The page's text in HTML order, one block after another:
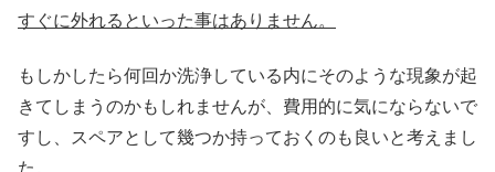
すぐに外れるといった事はありません。
もしかしたら何回か洗浄している内にそのような現象が起
きてしまうのかもしれませんが、費用的に気にならないで
すし、スペアとして幾つか持っておくのも良いと考えまし
た。